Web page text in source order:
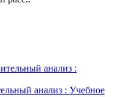
анализ : Учебное